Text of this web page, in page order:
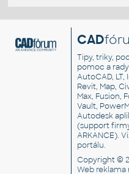
CAD
Tipy, triky,
pomoc a
AutoCAD, LT,
Revit, Map,
Max, Fusion,
Vault,
Autodesk
(support
ARKANCE).
portálu.
Copyright ©
Web reklama